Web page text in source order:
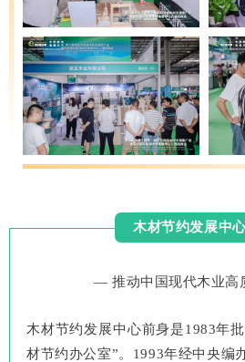
木材节约发展中
— 推动中国现代木业
木材节约发展中心前身是1983年
材节约办公室”。1993年经中央编